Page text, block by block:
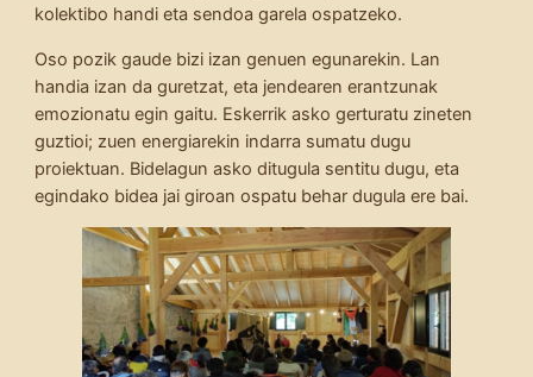
kolektibo handi eta sendoa garela ospatzeko.
Oso pozik gaude bizi izan genuen egunarekin. Lan
handia izan da guretzat, eta jendearen erantzunak
emozionatu egin gaitu. Eskerrik asko gerturatu zineten
guztioi; zuen energiarekin indarra sumatu dugu
proiektuan. Bidelagun asko ditugula sentitu dugu, eta
egindako bidea jai giroan ospatu behar dugula ere bai.